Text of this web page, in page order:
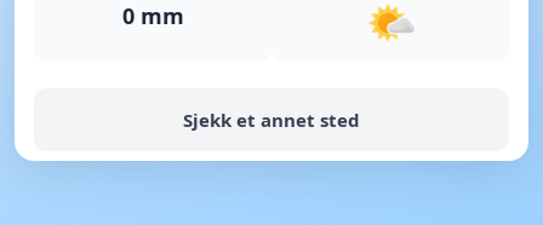
0 mm
Sjekk et annet sted